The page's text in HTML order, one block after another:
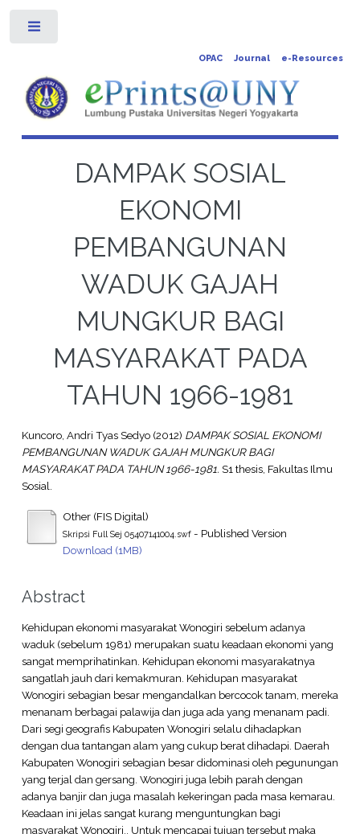
OPAC Journal e-Resources
DAMPAK SOSIAL
EKONOMI
PEMBANGUNAN
WADUK GAJAH
MUNGKUR BAGI
MASYARAKAT PADA
TAHUN 1966-1981
Kuncoro, Andri Tyas Sedyo(2012) DAMPAK SOSIAL EKONOMI
PEMBANGUNAN WADUK GAJAH MUNGKUR BAGI
MASYARAKAT PADA TAHUN 1966-1981. S1 thesis, Fakultas Ilmu
Sosial.
Other (FIS Digital)
Skripsi Full Sej 05407141004.swf- Published Version
Download (1MB)
Abstract
Kehidupan ekonomi masyarakat Wonogiri sebelum adanya
waduk (sebelum 1981) merupakan suatu keadaan ekonomi yang
sangat memprihatinkan. Kehidupan ekonomi masyarakatnya
sangatlah jauh dari kemakmuran. Kehidupan masyarakat
Wonogiri sebagian besar mengandalkan bercocok tanam, mereka
menanam berbagai palawija dan juga ada yang menanam padi.
Dari segi geografis Kabupaten Wonogiri selalu dihadapkan
dengan dua tantangan alam yang cukup berat dihadapi. Daerah
Kabupaten Wonogiri sebagian besar didominasi oleh pegunungan
yang terjal dan gersang. Wonogiri juga lebih parah dengan
adanya banjir dan juga masalah kekeringan pada masa kemarau.
Keadaan ini jelas sangat kurang menguntungkan bagi
masyarakat Wonogiri.. Untuk mencapai tujuan tersebut maka